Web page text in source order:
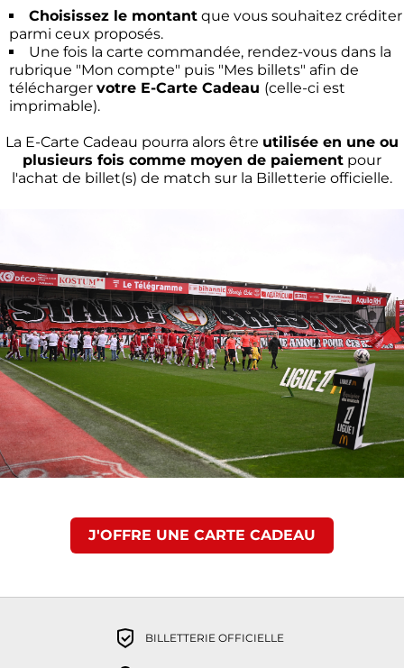
Choisissez le montant que vous souhaitez créditer
parmi ceux proposés.
Une fois la carte commandée, rendez-vous dans la
rubrique "Mon compte" puis "Mes billets" afin de
télécharger votre E-Carte Cadeau (celle-ci est
imprimable).
La E-Carte Cadeau pourra alors être utilisée en une ou
plusieurs fois comme moyen de paiement pour
l'achat de billet(s) de match sur la Billetterie officielle.
J'OFFRE UNE CARTE CADEAU
BILLETTERIE OFFICIELLE